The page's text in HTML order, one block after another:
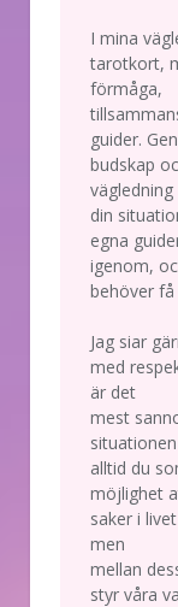
I mina
tarotkort,
förmåga,
guider.
budskap
din
egna
igenom,
behöver
Jag siar
med
är det
mest
alltid du
möjlighet
saker i
men
mellan
styr våra